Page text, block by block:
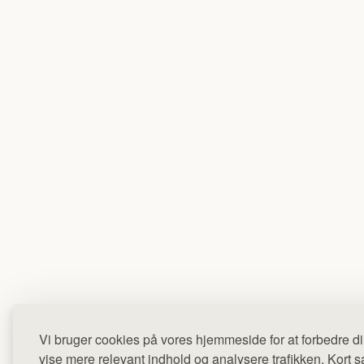
Vi bruger cookies på vores hjemmeside for at forbedre
vise mere relevant indhold og analysere trafikken. Kort